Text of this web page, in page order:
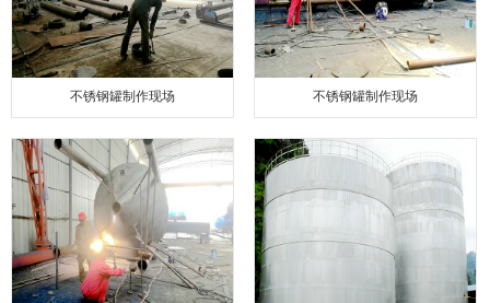
不锈钢罐制作现场 不锈钢罐制作现场